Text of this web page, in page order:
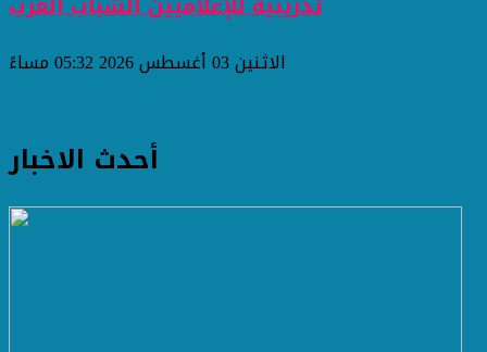
الاثنين 03 أغسطس 2026 05:32 مساءً
أحدث الاخبار